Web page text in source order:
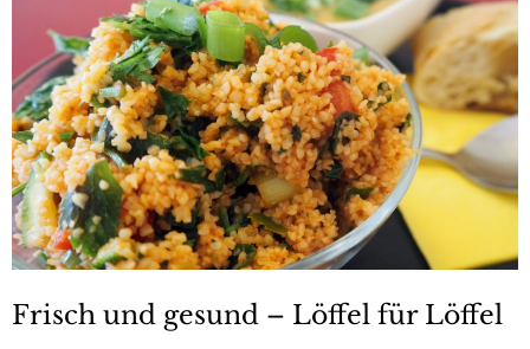
Frisch und gesund – Löffel für Löffel